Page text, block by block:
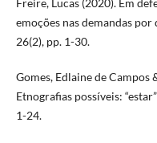
Freire, Lucas (2020). Em
emoções nas demandas
26(2), pp. 1-30.
Gomes, Edlaine de Campos
Etnografias possíveis:
1-24.